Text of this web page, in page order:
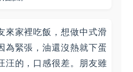
來家裡吃飯，想做中式滑
為緊張，油還沒熱就下蛋
汪的，口感很差。朋友雖